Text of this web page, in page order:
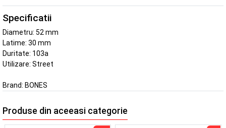
Specificatii
Diametru: 52 mm
Latime: 30 mm
Duritate: 103a
Utilizare: Street
Brand: BONES
Produse din aceeasi categorie